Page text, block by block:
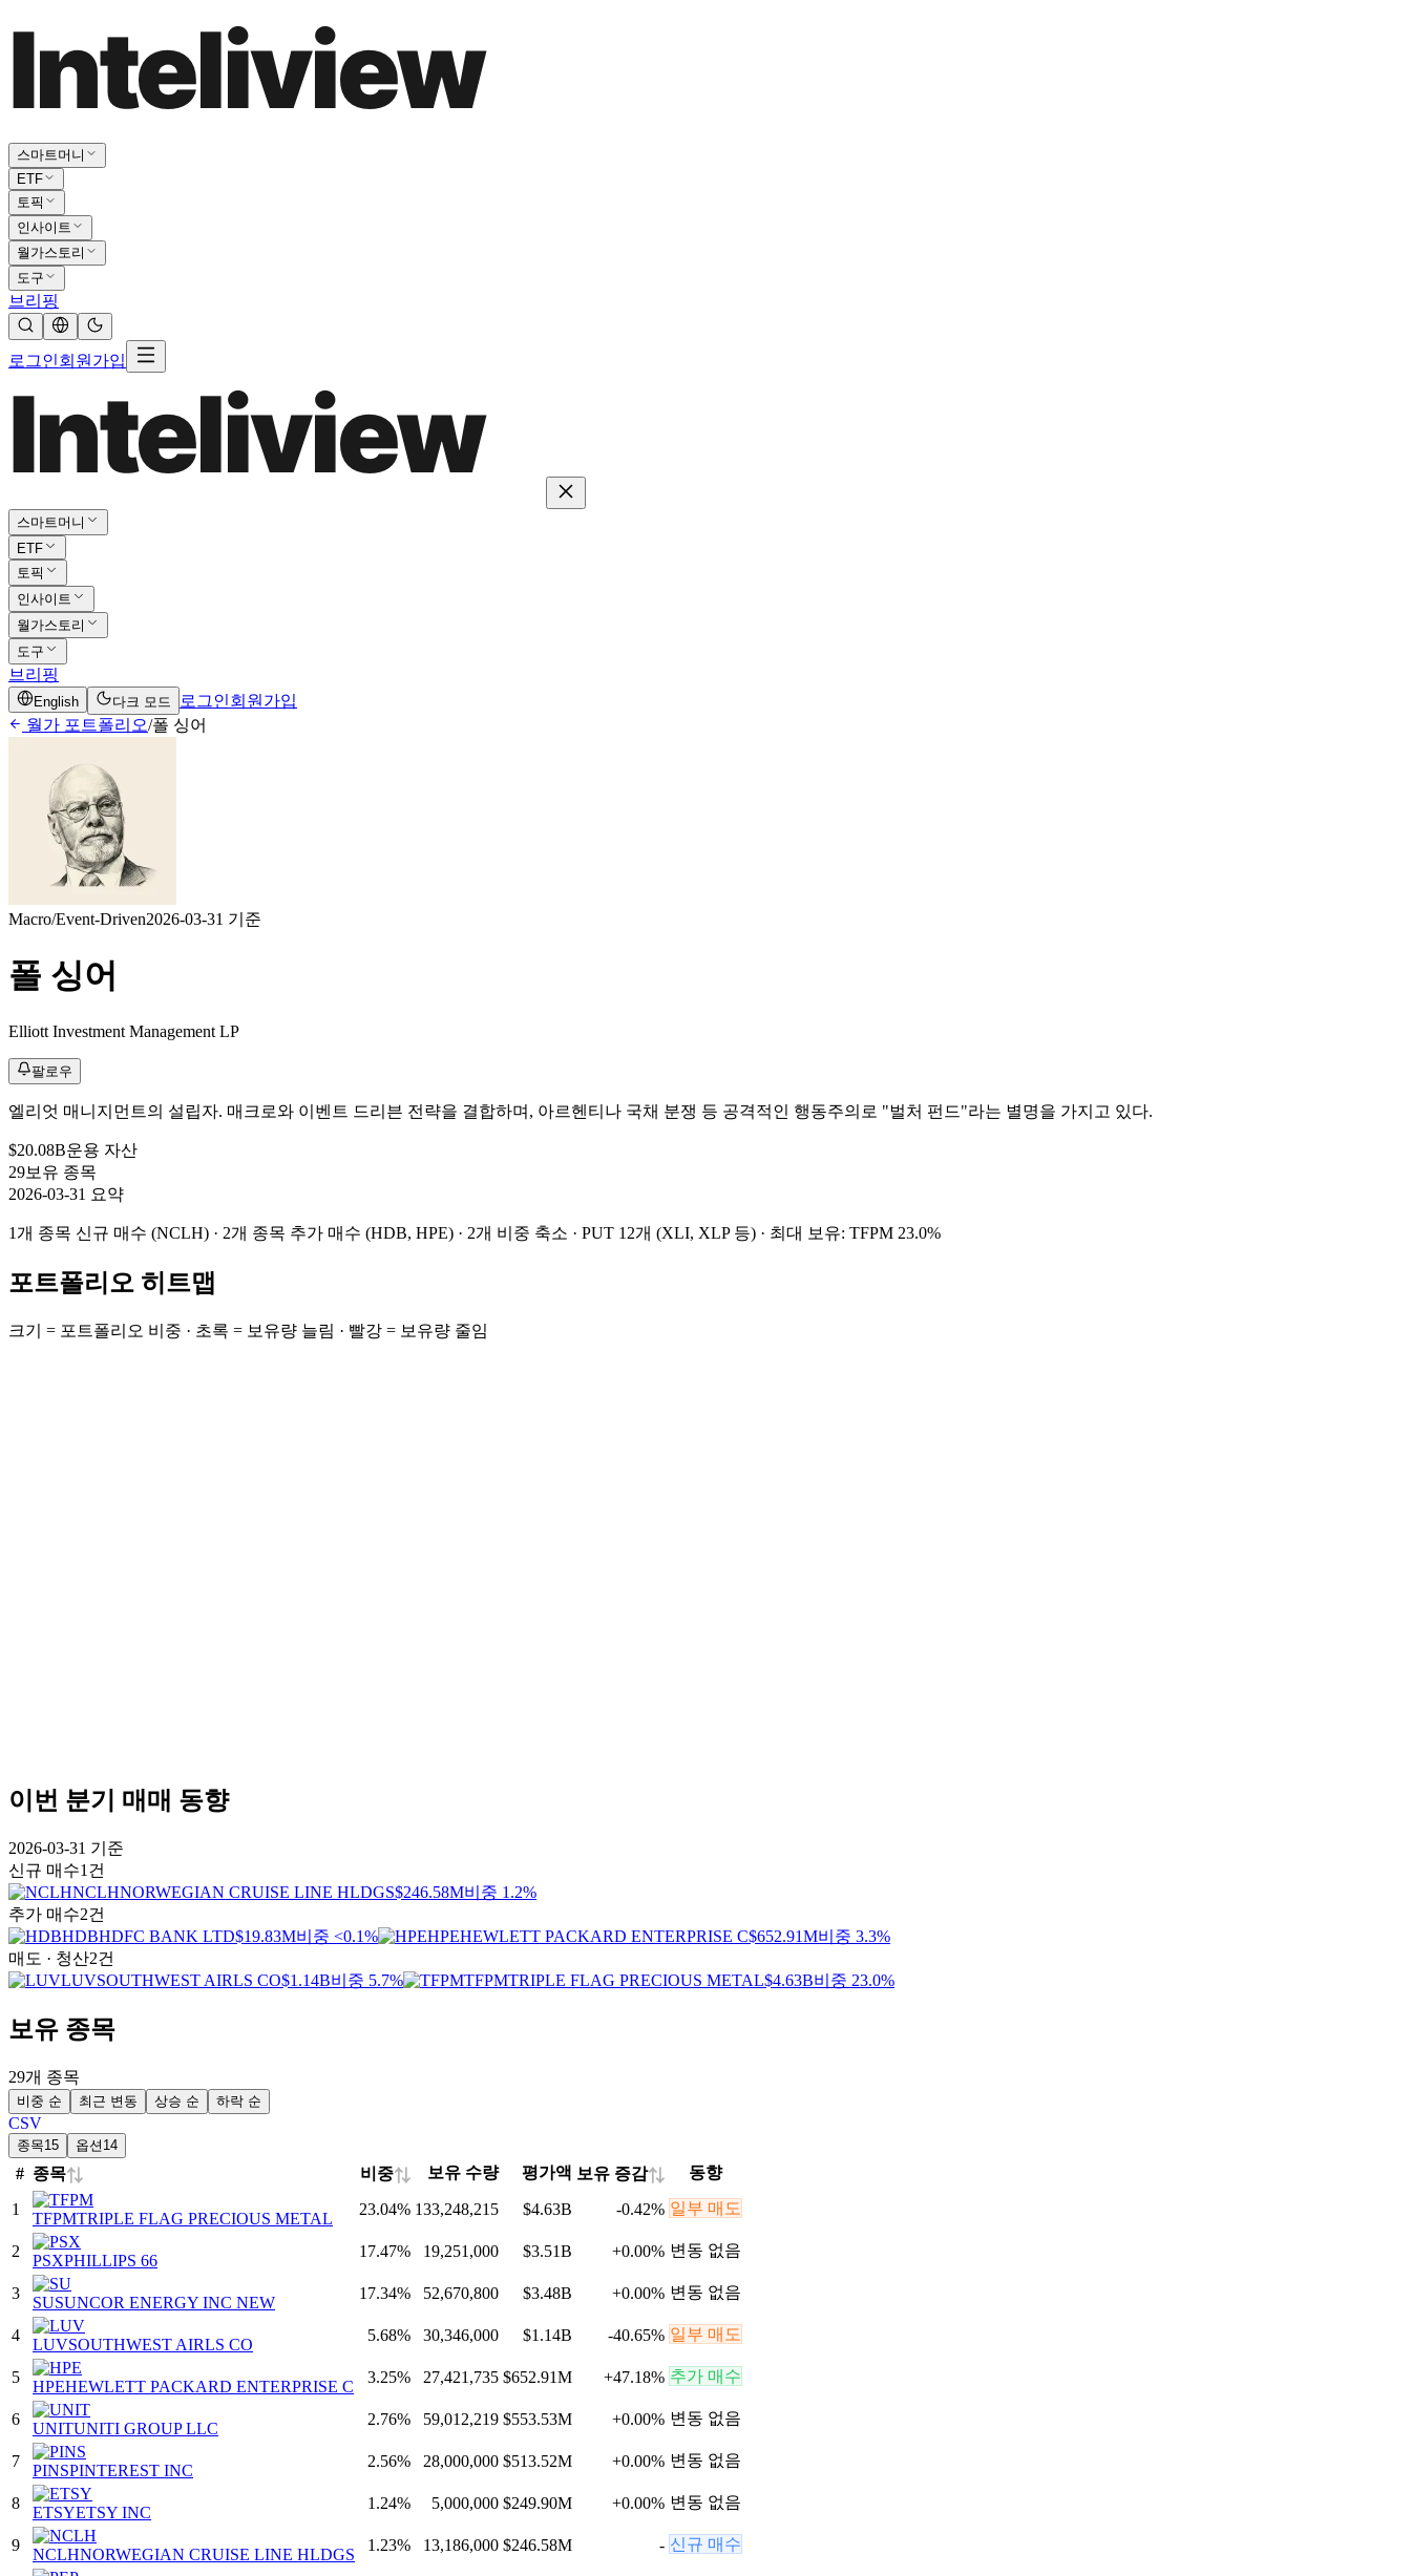
스마트머니
ETF
토픽
인사이트
월가스토리
도구
브리핑
로그인회원가입
스마트머니
ETF
토픽
인사이트
월가스토리
도구
브리핑
English 다크 모드 로그인회원가입
월가 포트폴리오/폴 싱어
Macro/Event-Driven2026-03-31 기준
폴 싱어
Elliott Investment Management LP
팔로우
엘리엇 매니지먼트의 설립자. 매크로와 이벤트 드리븐 전략을 결합하며, 아르헨티나 국채 분쟁 등 공격적인 행동주의로 "벌처 펀드"라는 별명을 가지고 있다.
$20.08B운용 자산
29보유 종목
2026-03-31 요약
1개 종목 신규 매수 (NCLH) · 2개 종목 추가 매수 (HDB, HPE) · 2개 비중 축소 · PUT 12개 (XLI, XLP 등) · 최대 보유: TFPM 23.0%
포트폴리오 히트맵
크기 = 포트폴리오 비중 · 초록 = 보유량 늘림 · 빨강 = 보유량 줄임
이번 분기 매매 동향
2026-03-31 기준
신규 매수1건
NCLHNORWEGIAN CRUISE LINE HLDGS$246.58M비중 1.2%
추가 매수2건
HDBHDFC BANK LTD$19.83M비중 <0.1% HPEHEWLETT PACKARD ENTERPRISE C$652.91M비중 3.3%
매도 · 청산2건
LUVSOUTHWEST AIRLS CO$1.14B비중 5.7% TFPMTRIPLE FLAG PRECIOUS METAL$4.63B비중 23.0%
보유 종목
29개 종목
비중 순 최근 변동 상승 순 하락 순
CSV
종목15 옵션 14
# 종목⇅ 비중⇅ 보유 수량 평가액 보유 증감⇅ 동향
1
TFPMTRIPLE FLAG PRECIOUS METAL
23.04% 133,248,215 $4.63B -0.42% 일부 매도
2
PSXPHILLIPS 66
17.47% 19,251,000 $3.51B +0.00% 변동 없음
3
SUSUNCOR ENERGY INC NEW
17.34% 52,670,800 $3.48B +0.00% 변동 없음
4
LUVSOUTHWEST AIRLS CO
5.68% 30,346,000 $1.14B -40.65% 일부 매도
5
HPEHEWLETT PACKARD ENTERPRISE C
3.25% 27,421,735 $652.91M +47.18% 추가 매수
6
UNITUNITI GROUP LLC
2.76% 59,012,219 $553.53M +0.00% 변동 없음
7
PINSPINTEREST INC
2.56% 28,000,000 $513.52M +0.00% 변동 없음
8
ETSYETSY INC
1.24% 5,000,000 $249.90M +0.00% 변동 없음
9
NCLHNORWEGIAN CRUISE LINE HLDGS
1.23% 13,186,000 $246.58M - 신규 매수